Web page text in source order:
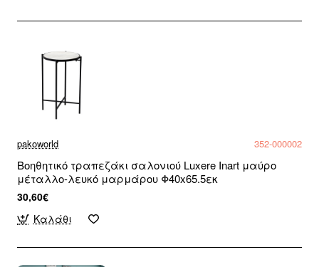
pakoworld 352-000002
Βοηθητικό τραπεζάκι σαλονιού Luxere Inart μαύρο
μέταλλο-λευκό μαρμάρου Φ40x65.5εκ
30,60€
Καλάθι